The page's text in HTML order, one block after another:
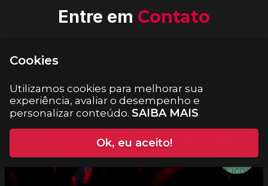
Entre em Contato
Cookies
Utilizamos cookies para melhorar sua
experiência, avaliar o desempenho e
personalizar conteúdo. SAIBA MAIS
Ok, eu aceito!